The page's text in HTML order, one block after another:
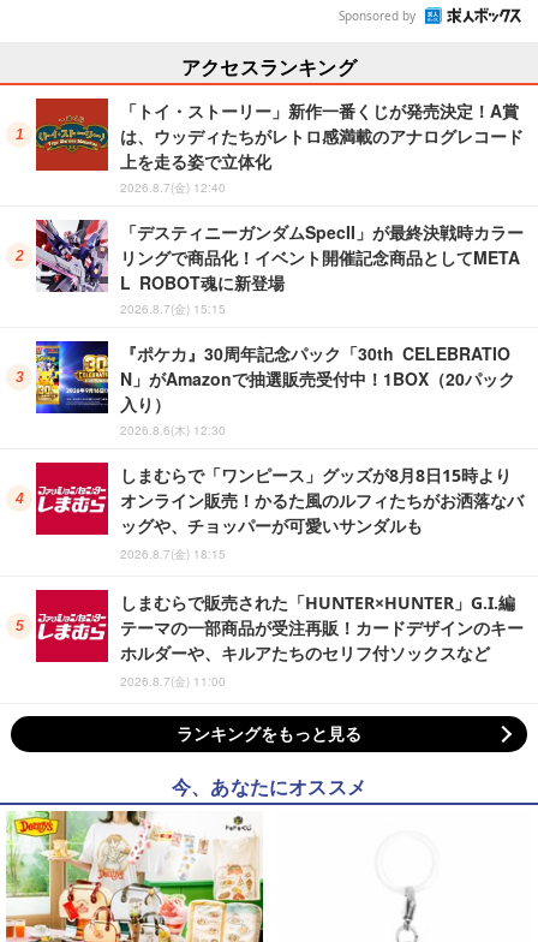
Sponsored by
アクセスランキング
「トイ・ストーリー」新作一番くじが発売決定！A賞
は、ウッディたちがレトロ感満載のアナログレコード
上を走る姿で立体化
2026.8.7(金) 12:40
「デスティニーガンダムSpecII」が最終決戦時カラー
リングで商品化！イベント開催記念商品としてMETA
L ROBOT魂に新登場
2026.8.7(金) 15:15
『ポケカ』30周年記念パック「30th CELEBRATIO
N」がAmazonで抽選販売受付中！1BOX（20パック
入り）
2026.8.6(木) 12:30
しまむらで「ワンピース」グッズが8月8日15時より
オンライン販売！かるた風のルフィたちがお洒落なバ
ッグや、チョッパーが可愛いサンダルも
2026.8.7(金) 18:15
しまむらで販売された「HUNTER×HUNTER」G.I.編
テーマの一部商品が受注再販！カードデザインのキー
ホルダーや、キルアたちのセリフ付ソックスなど
2026.8.7(金) 11:00
ランキングをもっと見る
今、あなたにオススメ